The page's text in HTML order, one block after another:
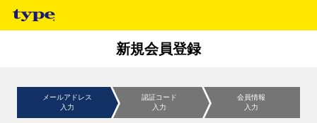
新規会員登録
メールアドレス
入力
認証コード
入力
会員情報
入力